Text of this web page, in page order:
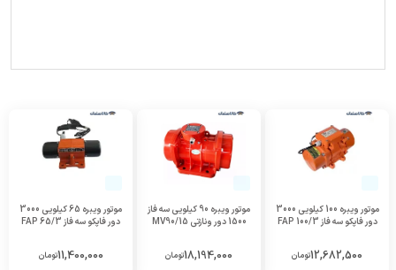
موتور ویبره 100 کیلویی 3000
دور فاپکو سه فاز FAP 100/3
12,682,500تومان
موتور ویبره 90 کیلویی سه فاز
1500 دور ونازتی MV90/15
18,194,000تومان
موتور ویبره 65 کیلویی 3000
دور فاپکو سه فاز FAP 65/3
11,400,000تومان